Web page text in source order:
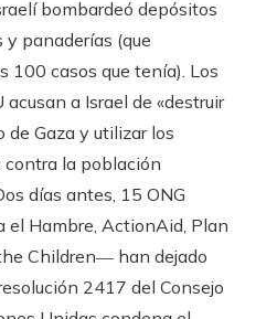
bombardeó depósitos
panaderías (que
100 casos que tenía). Los
a Israel de «destruir
Gaza y utilizar los
la población
días antes, 15 ONG
Hambre, ActionAid, Plan
Children― han dejado
2417 del Consejo